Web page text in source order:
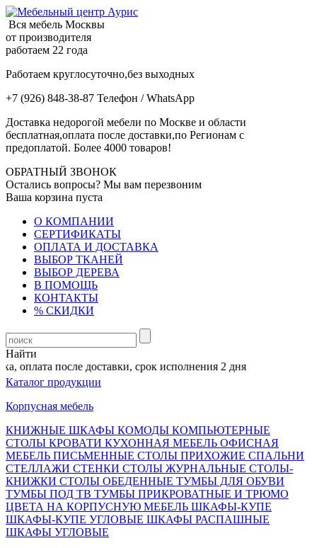
Вся мебель Москвы
от производителя
работаем 22 года
Работаем круглосуточно,без выходных
+7 (926) 848-38-87 Телефон / WhatsApp
Доставка недорогой мебели по Москве и области
бесплатная,оплата после доставки,по Регионам с
предоплатой. Более 4000 товаров!
ОБРАТНЫЙ ЗВОНОК
Остались вопросы? Мы вам перезвоним
Ваша корзина пуста
О КОМПАНИИ
СЕРТИФИКАТЫ
ОПЛАТА И ДОСТАВКА
ВЫБОР ТКАНЕЙ
ВЫБОР ДЕРЕВА
В ПОМОЩЬ
КОНТАКТЫ
% СКИДКИ
Найти
оплата после доставки, срок исполнения 2 дня
Каталог продукции
Корпусная мебель
КНИЖНЫЕ ШКАФЫ КОМОДЫ КОМПЬЮТЕРНЫЕ
СТОЛЫ КРОВАТИ КУХОННАЯ МЕБЕЛЬ ОФИСНАЯ
МЕБЕЛЬ ПИСЬМЕННЫЕ СТОЛЫ ПРИХОЖИЕ СПАЛЬНИ
СТЕЛЛАЖИ СТЕНКИ СТОЛЫ ЖУРНАЛЬНЫЕ СТОЛЫ-
КНИЖКИ СТОЛЫ ОБЕДЕННЫЕ ТУМБЫ ДЛЯ ОБУВИ
ТУМБЫ ПОД ТВ ТУМБЫ ПРИКРОВАТНЫЕ И ТРЮМО
ЦВЕТА НА КОРПУСНУЮ МЕБЕЛЬ ШКАФЫ-КУПЕ
ШКАФЫ-КУПЕ УГЛОВЫЕ ШКАФЫ РАСПАШНЫЕ
ШКАФЫ УГЛОВЫЕ